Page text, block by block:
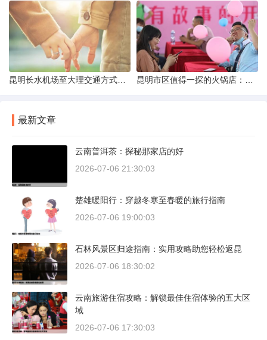
最新文章
云南普洱茶：探秘那家店的好
2026-07-06 21:30:03
楚雄暖阳行：穿越冬寒至春暖的旅行指南
2026-07-06 19:00:03
石林风景区归途指南：实用攻略助您轻松返昆
2026-07-06 18:30:02
云南旅游住宿攻略：解锁最佳住宿体验的五大区
域
2026-07-06 17:30:03